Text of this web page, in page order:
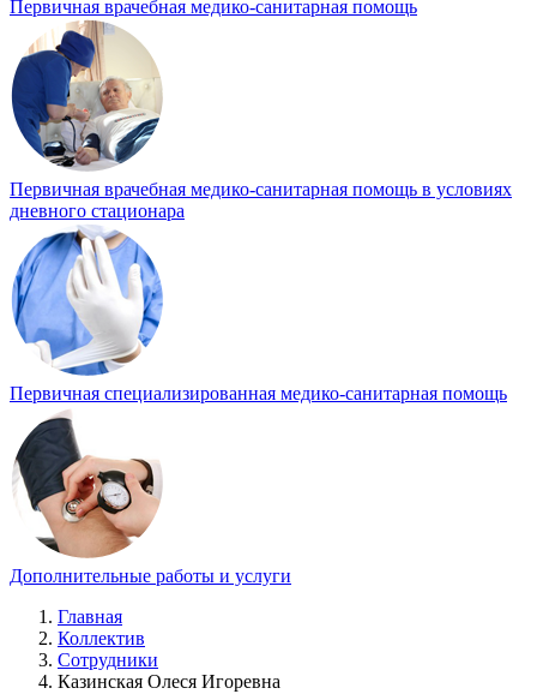
Первичная врачебная медико-санитарная помощь
Первичная врачебная медико-санитарная помощь в условиях
дневного стационара
Первичная специализированная медико-санитарная помощь
Дополнительные работы и услуги
Главная
Коллектив
Сотрудники
Казинская Олеся Игоревна